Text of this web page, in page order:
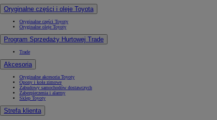
Oryginalne części i oleje Toyota
Oryginalne części Toyoty
Oryginalne oleje Toyoty
Program Sprzedaży Hurtowej Trade
Trade
Akcesoria
Oryginalne akcesoria Toyoty
Opony i koła zimowe
Zabudowy samochodów dostawczych
Zabezpieczenia i alarmy
Sklep Toyoty
Strefa klienta